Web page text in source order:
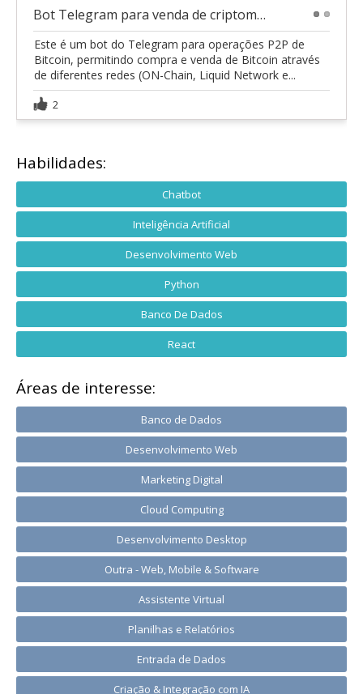
Bot Telegram para venda de criptomoedas
Este é um bot do Telegram para operações P2P de
Bitcoin, permitindo compra e venda de Bitcoin através
de diferentes redes (ON-Chain, Liquid Network e...
2
Habilidades:
Chatbot
Inteligência Artificial
Desenvolvimento Web
Python
Banco De Dados
React
Áreas de interesse:
Banco de Dados
Desenvolvimento Web
Marketing Digital
Cloud Computing
Desenvolvimento Desktop
Outra - Web, Mobile & Software
Assistente Virtual
Planilhas e Relatórios
Entrada de Dados
Criação & Integração com IA